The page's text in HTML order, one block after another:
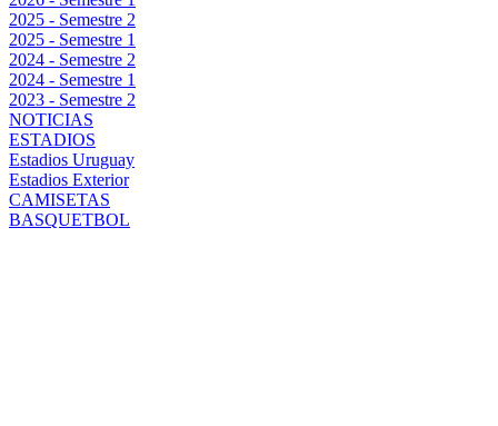
2025 - Semestre 2
2025 - Semestre 1
2024 - Semestre 2
2024 - Semestre 1
2023 - Semestre 2
NOTICIAS
ESTADIOS
Estadios Uruguay
Estadios Exterior
CAMISETAS
BASQUETBOL